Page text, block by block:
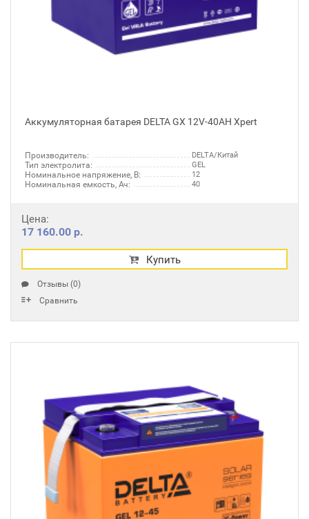
Аккумуляторная батарея DELTA GX 12V-40AH Xpert
Производитель: DELTA/Китай
Тип электролита: GEL
Номинальное напряжение, В: 12
Номинальная емкость, Ач: 40
Цена:
17 160.00 р.
Купить
Отзывы (0)
Сравнить